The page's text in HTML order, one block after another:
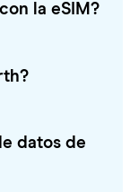
la eSIM?
datos de